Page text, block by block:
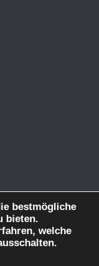
bestmögliche
bieten.
welche